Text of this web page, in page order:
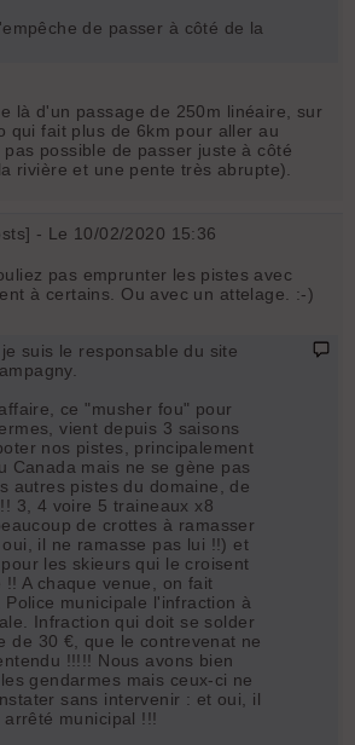
de passer à côté de la
là d'un passage de 250m linéaire, sur
qui fait plus de 6km pour aller au
possible de passer juste à côté
rivière et une pente très abrupte).
- Le 10/02/2020 15:36
pas emprunter les pistes avec
à certains. Ou avec un attelage. :-)
suis le responsable du site
ce "musher fou" pour
vient depuis 3 saisons
nos pistes, principalement
Canada mais ne se gène pas
autres pistes du domaine, de
3, 4 voire 5 traineaux x8
de crottes à ramasser
il ne ramasse pas lui !!) et
les skieurs qui le croisent
!! A chaque venue, on fait
municipale l'infraction à
Infraction qui doit se solder
de 30 €, que le contrevenat ne
!!!!! Nous avons bien
gendarmes mais ceux-ci ne
sans intervenir : et oui, il
municipal !!!